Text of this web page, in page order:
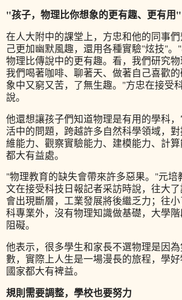
"孩子，物理比你想象的更有趣、更有用"
在人大附中的課堂上，方忠和他的同事
己更加幽默風趣，還用各種實驗"炫技"。
物理比傳說中的更有趣。看，我們研究物
我們喝著咖啡、聊著天、做著自己喜歡
象中又窮又苦，了無生趣。"方忠在接受
說。
他還想讓孩子們知道物理是有用的學科
活中的問題，跨越許多自然科學領域，
維能力、觀察實驗能力、建模能力、計
都大有益處。
"物理教育的缺失會帶來許多惡果。"元培
文在接受科技日報記者采訪時說，往大
會出現斷層，工業發展將後繼乏力；往
科專業外，沒有物理知識做基礎，大學
阻礙。
他表示，很多學生和家長不選物理是因
數，實際上人生是一場漫長的旅程，學
國家都大有裨益。
規則需要調整，學校也要努力